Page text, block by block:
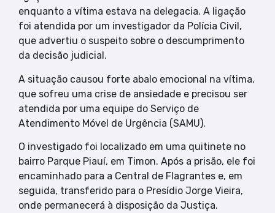
enquanto a vítima estava na delegacia. A ligação
foi atendida por um investigador da Polícia Civil,
que advertiu o suspeito sobre o descumprimento
da decisão judicial.
A situação causou forte abalo emocional na vítima,
que sofreu uma crise de ansiedade e precisou ser
atendida por uma equipe do Serviço de
Atendimento Móvel de Urgência (SAMU).
O investigado foi localizado em uma quitinete no
bairro Parque Piauí, em Timon. Após a prisão, ele foi
encaminhado para a Central de Flagrantes e, em
seguida, transferido para o Presídio Jorge Vieira,
onde permanecerá à disposição da Justiça.